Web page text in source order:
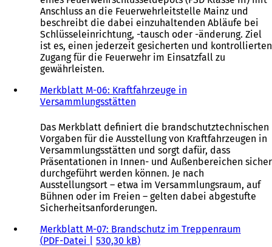
Anschluss an die Feuerwehrleitstelle Mainz und
beschreibt die dabei einzuhaltenden Abläufe bei
Schlüsseleinrichtung, -tausch oder -änderung. Ziel
ist es, einen jederzeit gesicherten und kontrollierten
Zugang für die Feuerwehr im Einsatzfall zu
gewährleisten.
Merkblatt M-06: Kraftfahrzeuge in
Versammlungsstätten
Das Merkblatt definiert die brandschutztechnischen
Vorgaben für die Ausstellung von Kraftfahrzeugen in
Versammlungsstätten und sorgt dafür, dass
Präsentationen in Innen- und Außenbereichen sicher
durchgeführt werden können. Je nach
Ausstellungsort – etwa im Versammlungsraum, auf
Bühnen oder im Freien – gelten dabei abgestufte
Sicherheitsanforderungen.
Merkblatt M-07: Brandschutz im Treppenraum
PDF-Datei 530,30 kB